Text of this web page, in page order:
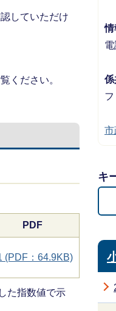
していただけ
ください。
PDF
(PDF：64.9KB)
た指数値で示
情
係
市
キ